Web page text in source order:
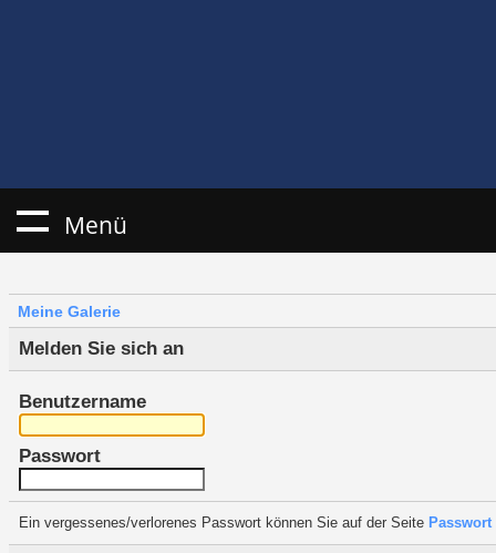
Menü
Meine Galerie
Melden Sie sich an
Benutzername
Passwort
Ein vergessenes/verlorenes Passwort können Sie auf der Seite